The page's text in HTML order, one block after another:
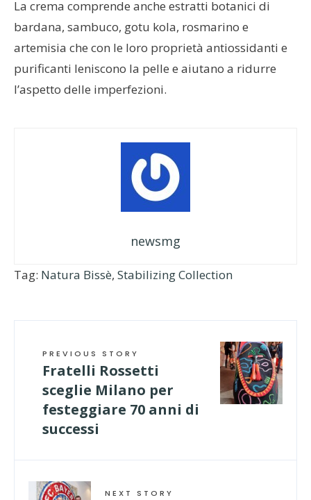
La crema comprende anche estratti botanici di
bardana, sambuco, gotu kola, rosmarino e
artemisia che con le loro proprietà antiossidanti e
purificanti leniscono la pelle e aiutano a ridurre
l’aspetto delle imperfezioni.
newsmg
Tag: Natura Bissè, Stabilizing Collection
PREVIOUS STORY
Fratelli Rossetti
sceglie Milano per
festeggiare 70 anni di
successi
NEXT STORY